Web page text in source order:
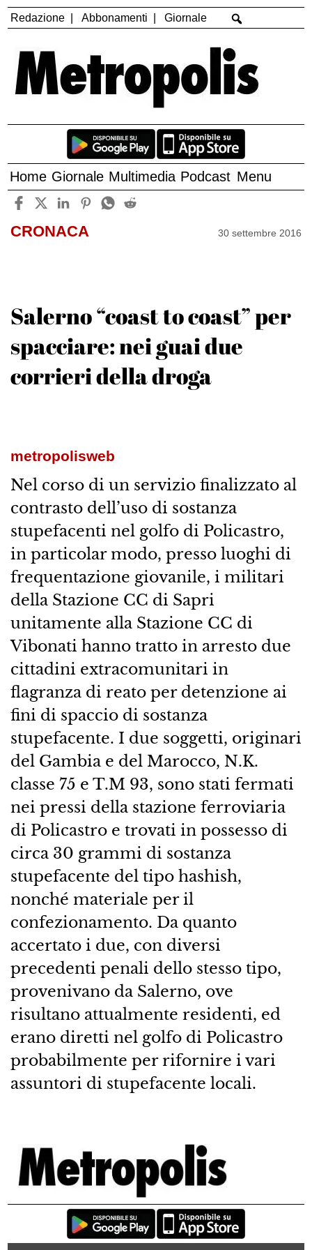
Redazione Abbonamenti Giornale
Home Giornale Multimedia Podcast Menu
CRONACA 30 settembre 2016
Salerno “coast to coast” per
spacciare: nei guai due
corrieri della droga
metropolisweb
Nel corso di un servizio finalizzato al
contrasto dell’uso di sostanza
stupefacenti nel golfo di Policastro,
in particolar modo, presso luoghi di
frequentazione giovanile, i militari
della Stazione CC di Sapri
unitamente alla Stazione CC di
Vibonati hanno tratto in arresto due
cittadini extracomunitari in
flagranza di reato per detenzione ai
fini di spaccio di sostanza
stupefacente. I due soggetti, originari
del Gambia e del Marocco, N.K.
classe 75 e T.M 93, sono stati fermati
nei pressi della stazione ferroviaria
di Policastro e trovati in possesso di
circa 30 grammi di sostanza
stupefacente del tipo hashish,
nonché materiale per il
confezionamento. Da quanto
accertato i due, con diversi
precedenti penali dello stesso tipo,
provenivano da Salerno, ove
risultano attualmente residenti, ed
erano diretti nel golfo di Policastro
probabilmente per rifornire i vari
assuntori di stupefacente locali.